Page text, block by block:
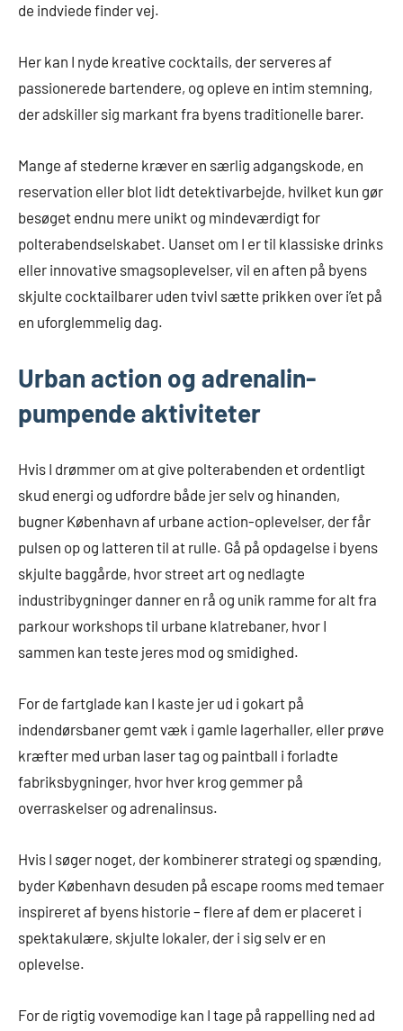
de indviede finder vej.
Her kan I nyde kreative cocktails, der serveres af
passionerede bartendere, og opleve en intim stemning,
der adskiller sig markant fra byens traditionelle barer.
Mange af stederne kræver en særlig adgangskode, en
reservation eller blot lidt detektivarbejde, hvilket kun gør
besøget endnu mere unikt og mindeværdigt for
polterabendselskabet. Uanset om I er til klassiske drinks
eller innovative smagsoplevelser, vil en aften på byens
skjulte cocktailbarer uden tvivl sætte prikken over i’et på
en uforglemmelig dag.
Urban action og adrenalin-
pumpende aktiviteter
Hvis I drømmer om at give polterabenden et ordentligt
skud energi og udfordre både jer selv og hinanden,
bugner København af urbane action-oplevelser, der får
pulsen op og latteren til at rulle. Gå på opdagelse i byens
skjulte baggårde, hvor street art og nedlagte
industribygninger danner en rå og unik ramme for alt fra
parkour workshops til urbane klatrebaner, hvor I
sammen kan teste jeres mod og smidighed.
For de fartglade kan I kaste jer ud i gokart på
indendørsbaner gemt væk i gamle lagerhaller, eller prøve
kræfter med urban laser tag og paintball i forladte
fabriksbygninger, hvor hver krog gemmer på
overraskelser og adrenalinsus.
Hvis I søger noget, der kombinerer strategi og spænding,
byder København desuden på escape rooms med temaer
inspireret af byens historie – flere af dem er placeret i
spektakulære, skjulte lokaler, der i sig selv er en
oplevelse.
For de rigtig vovemodige kan I tage på rappelling ned ad